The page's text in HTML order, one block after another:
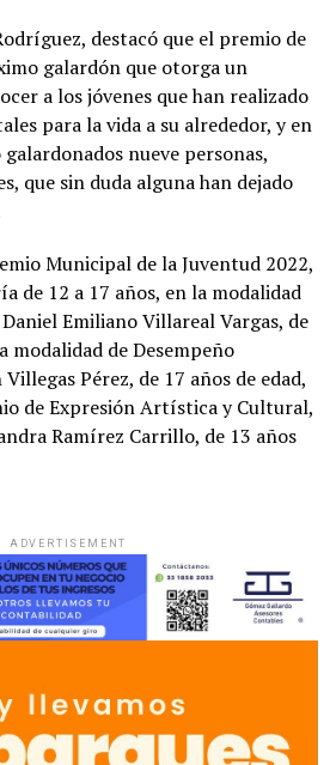
destacó que el premio de
galardón que otorga un
a los jóvenes que han realizado
para la vida a su alrededor, y en
nueve personas,
que sin duda alguna han dejado
Municipal de la Juventud 2022,
de 12 a 17 años, en la modalidad
Emiliano Villareal Vargas, de
modalidad de Desempeño
Pérez, de 17 años de edad,
de Expresión Artística y Cultural,
Ramírez Carrillo, de 13 años
ADVERTISEMENT